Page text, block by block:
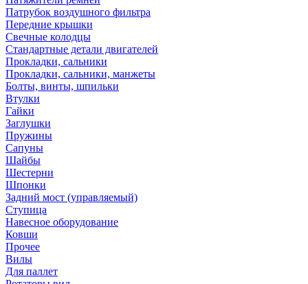
Патрубок воздушного фильтра
Передние крышки
Свечные колодцы
Стандартные детали двигателей
Прокладки, сальники
Прокладки, сальники, манжеты
Болты, винты, шпильки
Втулки
Гайки
Заглушки
Пружины
Сапуны
Шайбы
Шестерни
Шпонки
Задний мост (управляемый)
Ступица
Навесное оборудование
Ковши
Прочее
Вилы
Для паллет